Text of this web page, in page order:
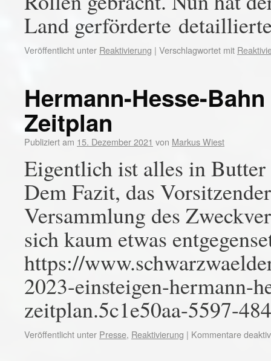
Land gerförderte
Veröffentlicht unter Reaktivierung | Verschlagwortet mit
Hermann-Hesse-
Zeitplan
Publiziert am 15. Dezember 2021 von Markus Wiest
Eigentlich ist alles in
Dem Fazit, das
Versammlung des
sich kaum etwas
https://
2023-einsteigen-hermann-
zeitplan.5c1e50aa-5597-
Veröffentlicht unter Presse, Reaktivierung | Kommentare